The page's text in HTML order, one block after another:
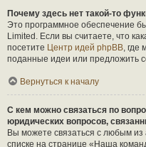
Почему здесь нет такой-то
Это программное обеспечение
Limited. Если вы считаете, что
посетите Центр идей phpBB, где
поданные идеи или предложить
Вернуться к началу
С кем можно связаться по
юридических вопросов,
Вы можете связаться с любым
списке на странице «Наша